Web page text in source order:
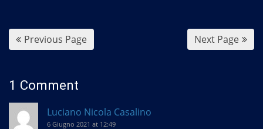
Previous Page Next Page
1 Comment
Luciano Nicola Casalino
6 Giugno 2021 at 12:49